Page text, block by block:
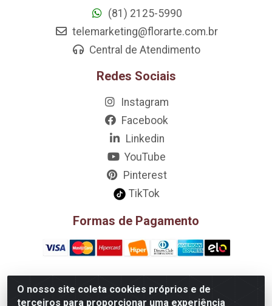
O nosso site coleta cookies próprios e de
terceiros para proporcionar uma experiência
(81) 2125-5990
telemarketing@florarte.com.br
Central de Atendimento
Redes Sociais
Instagram
Facebook
Linkedin
YouTube
Pinterest
TikTok
Formas de Pagamento
D&A Decoração e Ambientação LTDA - Rua Riachão, 807 –